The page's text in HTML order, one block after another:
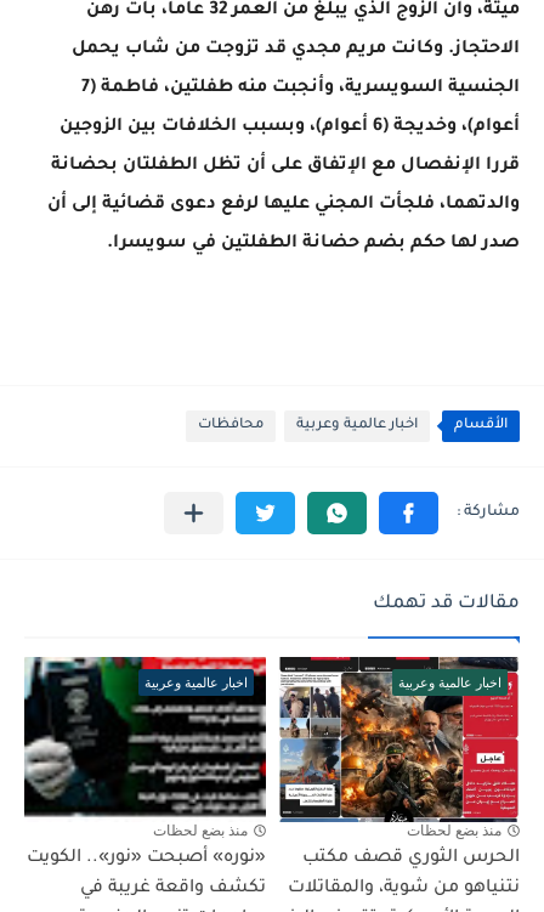
ميتة، وأن الزوج الذي يبلغ من العمر 32 عاما، بات رهن
الاحتجاز. وكانت مريم مجدي قد تزوجت من شاب يحمل
الجنسية السويسرية، وأنجبت منه طفلتين، فاطمة (7
أعوام)، وخديجة (6 أعوام)، وبسبب الخلافات بين الزوجين
قررا الإنفصال مع الإتفاق على أن تظل الطفلتان بحضانة
والدتهما، فلجأت المجني عليها لرفع دعوى قضائية إلى أن
صدر لها حكم بضم حضانة الطفلتين في سويسرا.
الأقسام اخبار عالمية وعربية محافظات
مقالات قد تهمك
اخبار عالمية وعربية
منذ بضع لحظات
الحرس الثوري قصف مكتب
نتنياهو من شوية، والمقاتلات
اخبار عالمية وعربية
منذ بضع لحظات
«نوره» أصبحت «نور».. الكويت
تكشف واقعة غريبة في